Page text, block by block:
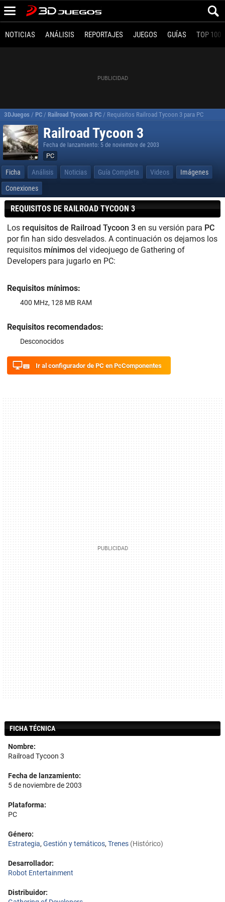
NOTICIAS ANÁLISIS REPORTAJES JUEGOS GUÍAS TOP 100
3DJuegos / PC / Railroad Tycoon 3 PC / Requisitos Railroad Tycoon 3 para PC
Railroad Tycoon 3
Fecha de lanzamiento: 5 de noviembre de 2003
PC
Ficha Análisis Noticias Guía Completa Videos
Imágenes
Conexiones
REQUISITOS DE RAILROAD TYCOON 3
Los requisitos de Railroad Tycoon 3 en su versión para PC
por fin han sido desvelados. A continuación os dejamos los
requisitos mínimos del videojuego de Gathering of
Developers para jugarlo en PC:
Requisitos mínimos:
400 MHz, 128 MB RAM
Requisitos recomendados:
Desconocidos
Ir al configurador de PC en PcComponentes
FICHA TÉCNICA
Nombre:
Railroad Tycoon 3
Fecha de lanzamiento:
5 de noviembre de 2003
Plataforma:
PC
Género:
Estrategia, Gestión y temáticos, Trenes (Histórico)
Desarrollador:
Robot Entertainment
Distribuidor: